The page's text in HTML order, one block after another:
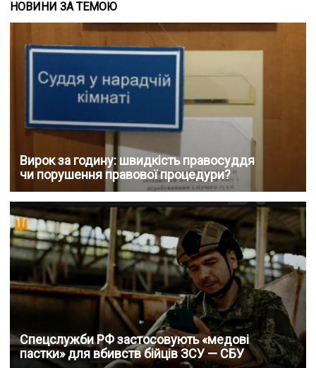
НОВИНИ ЗА ТЕМОЮ
Вирок за годину: швидкість правосуддя
чи порушення правової процедури?
Спецслужби РФ застосовують «медові
пастки» для вбивств бійців ЗСУ — СБУ